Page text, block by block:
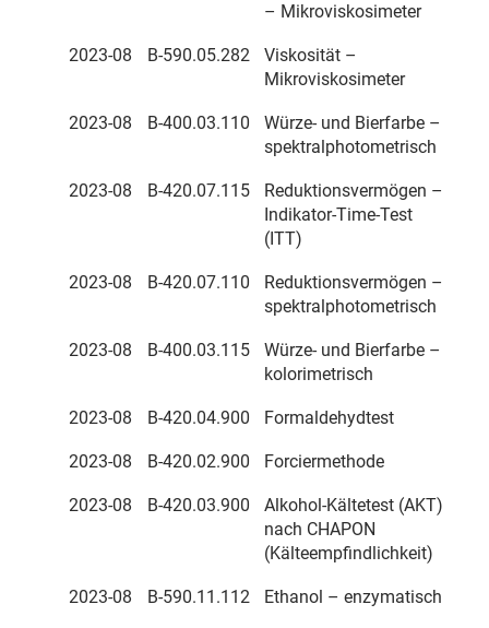
– Mikroviskosimeter
2023-08 B-590.05.282
Viskosität –
Mikroviskosimeter
2023-08 B-400.03.110
Würze- und Bierfarbe –
spektralphotometrisch
2023-08 B-420.07.115
Reduktionsvermögen –
Indikator-Time-Test
(ITT)
2023-08 B-420.07.110
Reduktionsvermögen –
spektralphotometrisch
2023-08 B-400.03.115
Würze- und Bierfarbe –
kolorimetrisch
2023-08 B-420.04.900 Formaldehydtest
2023-08 B-420.02.900 Forciermethode
2023-08 B-420.03.900
Alkohol-Kältetest (AKT)
nach CHAPON
(Kälteempfindlichkeit)
2023-08 B-590.11.112 Ethanol – enzymatisch